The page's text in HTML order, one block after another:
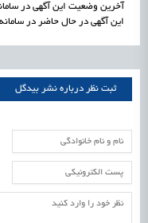
آخرین وضعیت این آگهی در
این آگهی در حال حاضر در
ثبت نظر درباره نشر بیدگل